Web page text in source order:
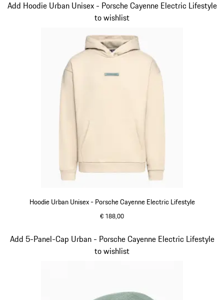
Hoodie Urban Unisex - Porsche Cayenne Electric Lifestyle
€ 188,00
Add Hoodie Urban Unisex - Porsche Cayenne Electric Lifestyle
to wishlist
Slide 3 von 15
Add 5-Panel-Cap Urban - Porsche Cayenne Electric Lifestyle
to wishlist
Slide 4 von 15